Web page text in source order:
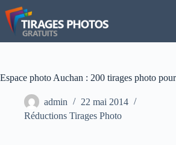
Passer
au
contenu
Espace photo Auchan : 200 tirages photo
admin
22 mai 2014
Réductions Tirages Photo